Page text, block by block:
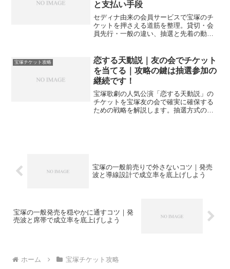
と支払い手段
セディナ由来の会員サービスで宝塚のチ
ケットを押さえる道筋を整理。貸切・会
員先行・一般の違い、抽選と先着の動
宝塚チケット攻略
恋する天動説｜友の会でチケット
を当てる｜攻略の鍵は抽選参加の
継続です！
宝塚歌劇の人気公演「恋する天動説」の
チケットを宝塚友の会で確実に確保する
ための戦略を解説します。抽選方式の仕
宝塚の一般前売りで外さないコツ｜発売
波と導線設計で成立率を底上げしよう
宝塚の一般発売を穏やかに通すコツ｜発
売波と席帯で成立率を底上げしよう
ホーム 宝塚チケット攻略